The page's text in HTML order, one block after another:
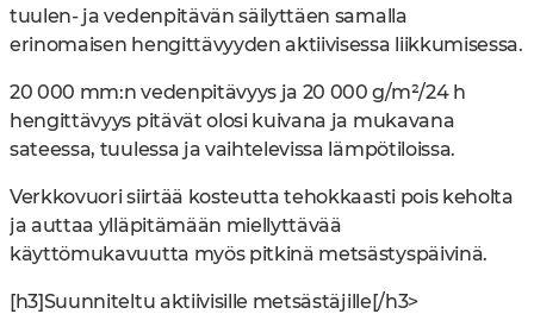
tuulen- ja vedenpitävän säilyttäen samalla
erinomaisen hengittävyyden aktiivisessa liikkumisessa.
20 000 mm:n vedenpitävyys ja 20 000 g/m²/24 h
hengittävyys pitävät olosi kuivana ja mukavana
sateessa, tuulessa ja vaihtelevissa lämpötiloissa.
Verkkovuori siirtää kosteutta tehokkaasti pois keholta
ja auttaa ylläpitämään miellyttävää
käyttömukavuutta myös pitkinä metsästyspäivinä.
[h3]Suunniteltu aktiivisille metsästäjille[/h3>